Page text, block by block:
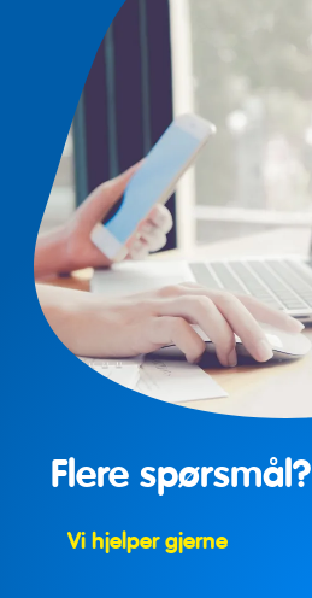
Flere spørsmål?
Vi hjelper gjerne